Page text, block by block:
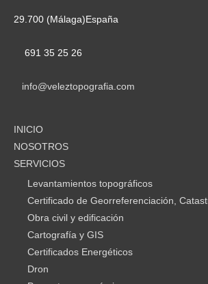
29.700 (Málaga)España
691 35 25 26
info@veleztopografia.com
INICIO
NOSOTROS
SERVICIOS
Levantamientos topográficos
Certificado de Georreferenciación,
Obra civil y edificación
Cartografía y GIS
Certificados Energéticos
Dron